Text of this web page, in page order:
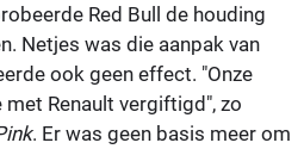
Red Bull de houding
Netjes was die aanpak van
ook geen effect. "Onze
Renault vergiftigd", zo
. Er was geen basis meer om